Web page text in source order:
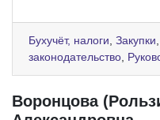
Бухучёт, налоги Закупки
законодательство
Воронцова